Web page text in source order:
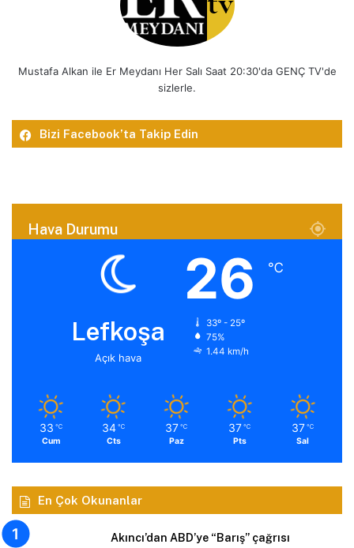
Mustafa Alkan ile Er Meydanı Her Salı Saat 20:30'da GENÇ TV'de
sizlerle.
Bizi Facebook’ta Takip Edin
Hava Durumu
Lefkoşa
Açık hava
26 ℃
33º - 25º
75%
1.44 km/h
33 ℃
Cum
34 ℃
Cts
37 ℃
Paz
37 ℃
Pts
37 ℃
Sal
En Çok Okunanlar
Akıncı’dan ABD’ye “Barış” çağrısı